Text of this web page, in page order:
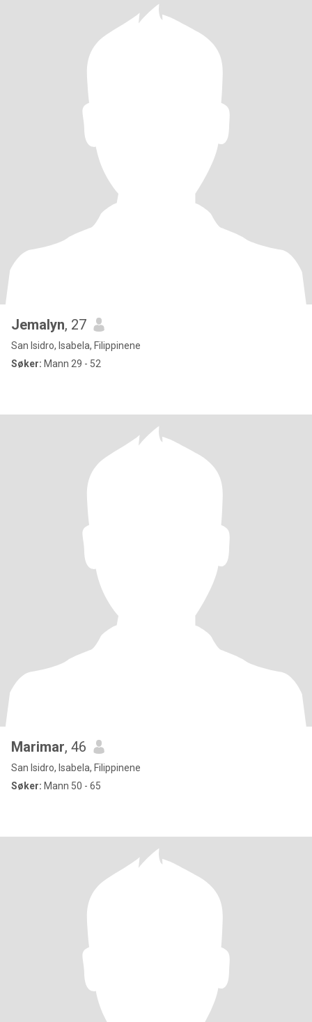
Jemalyn, 27
San Isidro, Isabela, Filippinene
Søker: Mann 29 - 52
Marimar, 46
San Isidro, Isabela, Filippinene
Søker: Mann 50 - 65